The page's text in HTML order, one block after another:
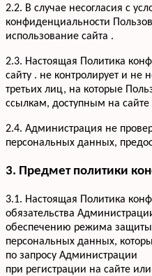
2.2. В случае несогласия с
конфиденциальности
использование сайта .
2.3. Настоящая Политика
сайту . не контролирует и не
третьих лиц, на которые
ссылкам, доступным на сайте
2.4. Администрация не
персональных данных,
3. Предмет политики
3.1. Настоящая Политика
обязательства
обеспечению режима
персональных данных,
по запросу Администрации
при регистрации на сайте